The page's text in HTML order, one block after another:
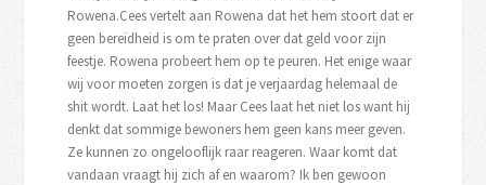
Rowena.Cees vertelt aan Rowena dat het hem stoort dat er
geen bereidheid is om te praten over dat geld voor zijn
feestje. Rowena probeert hem op te peuren. Het enige waar
wij voor moeten zorgen is dat je verjaardag helemaal de
shit wordt. Laat het los! Maar Cees laat het niet los want hij
denkt dat sommige bewoners hem geen kans meer geven.
Ze kunnen zo ongelooflijk raar reageren. Waar komt dat
vandaan vraagt hij zich af en waarom? Ik ben gewoon